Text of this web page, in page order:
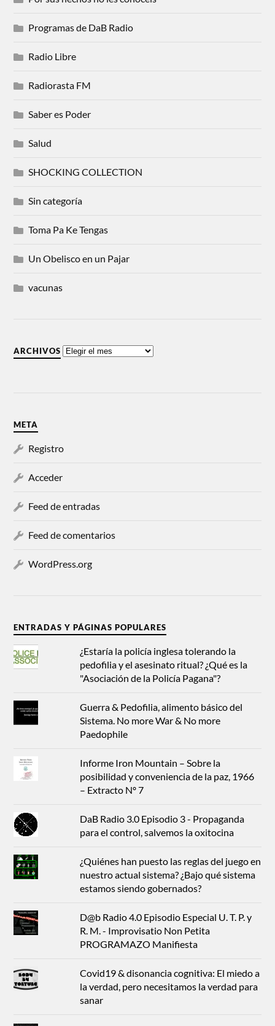
Programas de DaB Radio
Radio Libre
Radiorasta FM
Saber es Poder
Salud
SHOCKING COLLECTION
Sin categoría
Toma Pa Ke Tengas
Un Obelisco en un Pajar
vacunas
ARCHIVOS
META
Registro
Acceder
Feed de entradas
Feed de comentarios
WordPress.org
ENTRADAS Y PÁGINAS POPULARES
¿Estaría la policía inglesa tolerando la
pedofilia y el asesinato ritual? ¿Qué es la
"Asociación de la Policía Pagana"?
Guerra & Pedofilia, alimento básico del
Sistema. No more War & No more
Paedophile
Informe Iron Mountain – Sobre la
posibilidad y conveniencia de la paz, 1966
– Extracto Nº 7
DaB Radio 3.0 Episodio 3 - Propaganda
para el control, salvemos la oxitocina
¿Quiénes han puesto las reglas del juego en
nuestro actual sistema? ¿Bajo qué sistema
estamos siendo gobernados?
D@b Radio 4.0 Episodio Especial U. T. P. y
R. M. - Improvisatio Non Petita
PROGRAMAZO Manifiesta
Covid19 & disonancia cognitiva: El miedo a
la verdad, pero necesitamos la verdad para
sanar